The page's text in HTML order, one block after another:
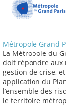
Métropole Grand
La Métropole du
doit répondre aux
gestion de crise,
application du
l’ensemble des
le territoire